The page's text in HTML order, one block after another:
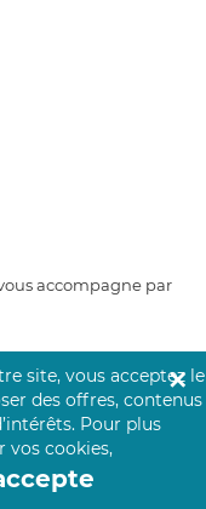
accompagne par
site, vous acceptez le
des offres, contenus
Pour plus
vos cookies,
✕